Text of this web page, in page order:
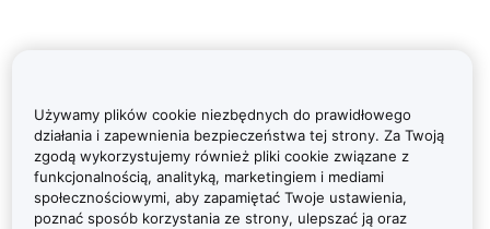
Używamy plików cookie niezbędnych do prawidłowego
działania i zapewnienia bezpieczeństwa tej strony. Za Twoją
zgodą wykorzystujemy również pliki cookie związane z
funkcjonalnością, analityką, marketingiem i mediami
społecznościowymi, aby zapamiętać Twoje ustawienia,
poznać sposób korzystania ze strony, ulepszać ją oraz